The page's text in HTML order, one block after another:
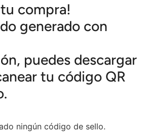
compra!
generado con
puedes descargar
tu código QR
ningún código de sello.